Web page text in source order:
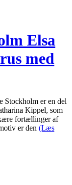
Elsa
med
Stockholm er en del
Kippel, som
fortællinger af
er den (Læs